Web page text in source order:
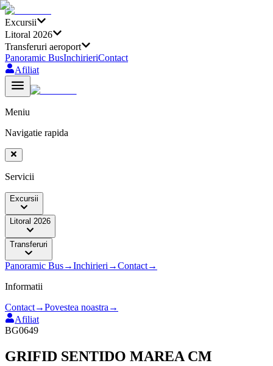
Excursii
Litoral 2026
Transferuri aeroport
Panoramic BusInchirieriContact
Afiliat
Meniu
Navigatie rapida
Servicii
Excursii
Litoral 2026
Transferuri
Panoramic Bus→Inchirieri →Contact→
Informatii
Contact→Povestea noastra →
Afiliat
BG0649
GRIFID SENTIDO MAREA CM